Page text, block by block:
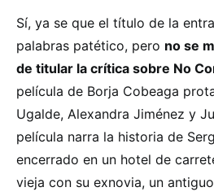
Sí, ya se que el título de la
palabras patético, pero no se
de titular la crítica sobre No
película de Borja Cobeaga
Ugalde, Alexandra Jiménez y
película narra la historia de
encerrado en un hotel de
vieja con su exnovia, un